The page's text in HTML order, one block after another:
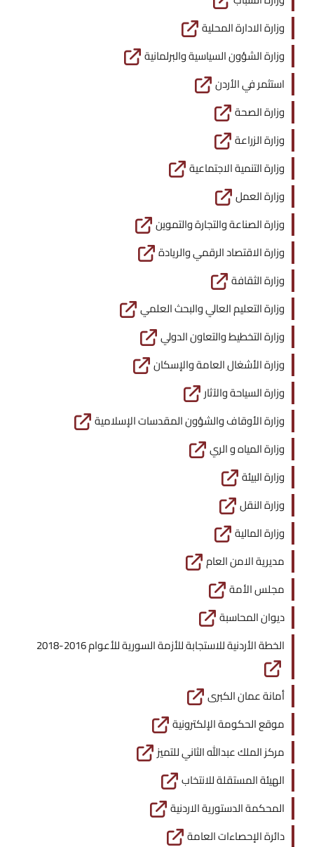
وزارة الادارة المحلية
وزارة الشؤون السياسية والبرلمانية
استثمر في الأردن
وزارة الصحة
وزارة الزراعة
وزارة التنمية الاجتماعية
وزارة العمل
وزارة الصناعة والتجارة والتموين
وزارة الاقتصاد الرقمي والريادة
وزارة الثقافة
وزارة التعليم العالي والبحث العلمي
وزارة التخطيط والتعاون الدولي
وزارة الأشغال العامة والإسكان
وزارة السياحة والآثار
وزارة الأوقاف والشؤون المقدسات الإسلامية
وزارة المياه و الري
وزارة البيئة
وزارة النقل
وزارة المالية
مديرية الامن العام
مجلس الأمة
ديوان المحاسبة
الخطة الأردنية للاستجابة للأزمة السورية للأعوام 2016-2018
أمانة عمان الكبرى
موقع الحكومة الإلكترونية
مركز الملك عبدالله الثاني للتميز
الهيئة المستقلة للانتخاب
المحكمة الدستورية الاردنية
دائرة الإحصاءات العامة